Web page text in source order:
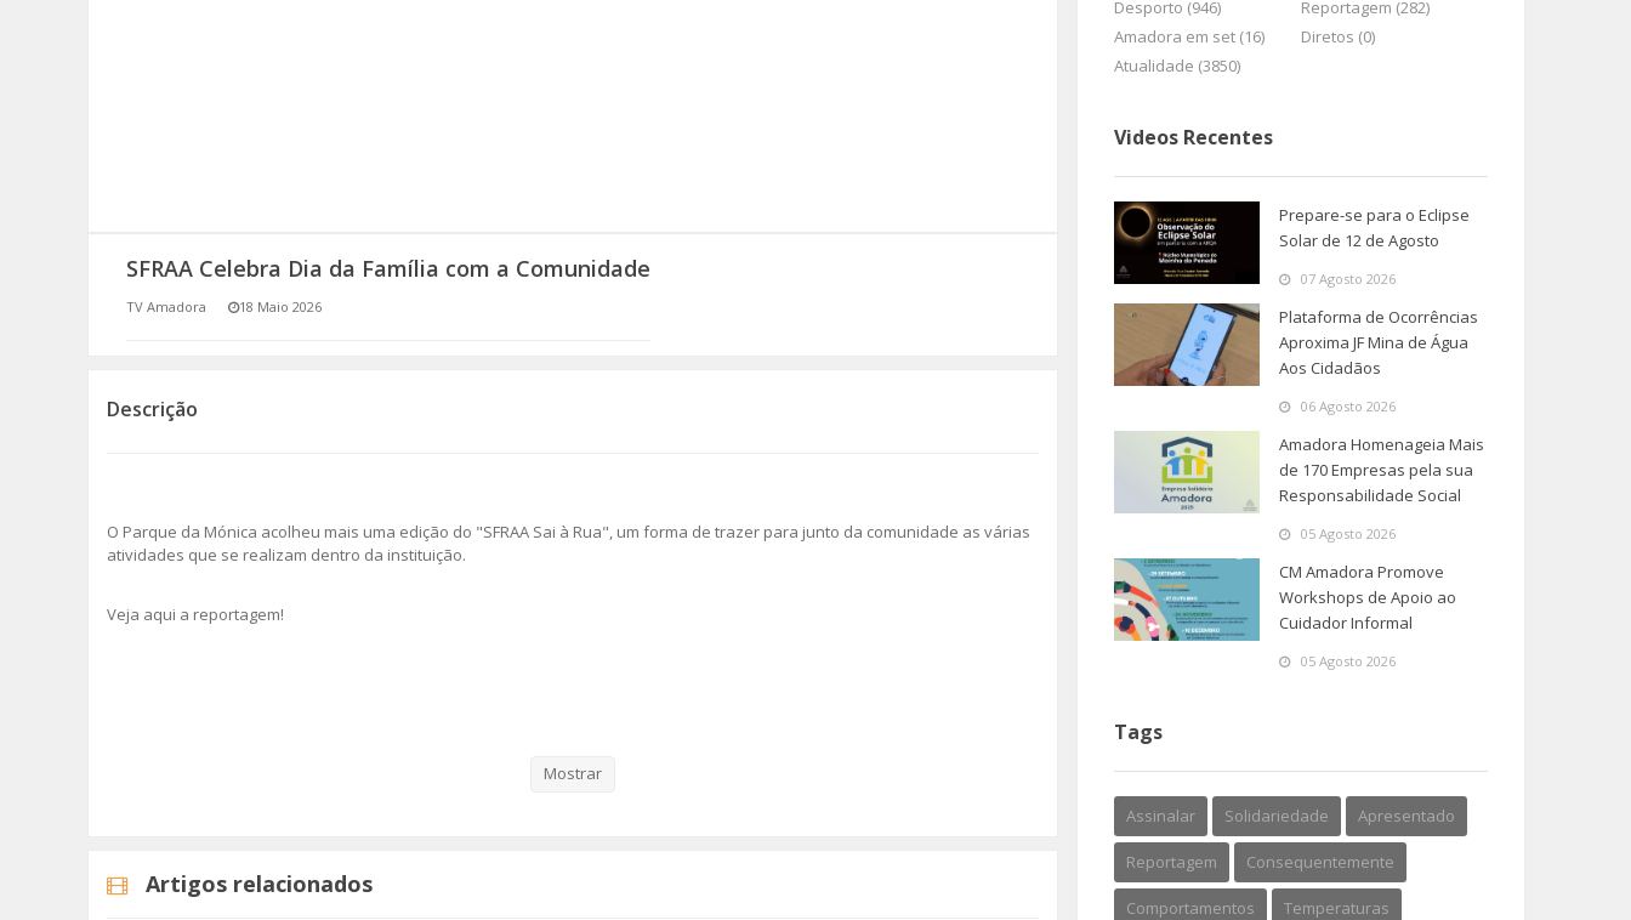
(RE) PENSAMENTOS
SFRAA Celebra Dia da Família com a Comunidade
TV Amadora 18 Maio 2026
Descrição
O Parque da Mónica acolheu mais uma edição do "SFRAA Sai à Rua", um forma de trazer para junto da comunidade as várias
atividades que se realizam dentro da instituição.
Veja aqui a reportagem!
Mostrar
Artigos relacionados
Desporto (946)
Reportagem (282)
Amadora em set (16)
Diretos (0)
Atualidade (3850)
Videos Recentes
Prepare-se para o Eclipse
Solar de 12 de Agosto
07 Agosto 2026
Plataforma de Ocorrências
Aproxima JF Mina de Água
Aos Cidadãos
06 Agosto 2026
Amadora Homenageia Mais
de 170 Empresas pela sua
Responsabilidade Social
05 Agosto 2026
CM Amadora Promove
Workshops de Apoio ao
Cuidador Informal
05 Agosto 2026
Tags
Assinalar Solidariedade Apresentado
Reportagem Consequentemente
Comportamentos Temperaturas